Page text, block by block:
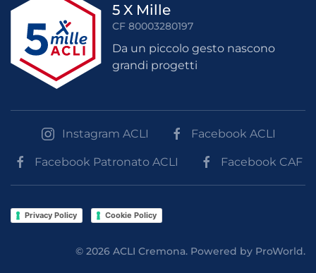
5 X Mille
CF 80003280197
Da un piccolo gesto nascono
grandi progetti
Instagram ACLI Facebook ACLI
Facebook Patronato ACLI Facebook CAF
Privacy Policy Cookie Policy
© 2026 ACLI Cremona. Powered by ProWorld.